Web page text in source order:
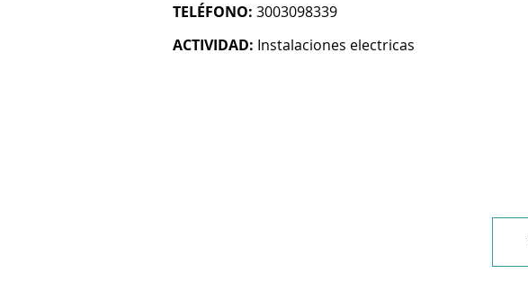
TELÉFONO: 3003098339
ACTIVIDAD: Instalaciones electricas